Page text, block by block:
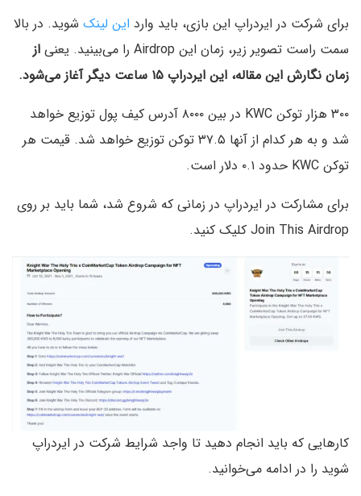
برای شرکت در ایردراپ این بازی، باید وارد این لینک شوید. در بالا
سمت راست تصویر زیر، زمان این Airdrop را می‌بینید. یعنی
از
زمان نگارش این مقاله، این ایردراپ ۱۵ ساعت دیگر آغاز می‌شود.
۳۰۰ هزار توکن KWC در بین ۸۰۰۰ آدرس کیف پول توزیع خواهد
شد و به هر کدام از آنها ۳۷.۵ توکن توزیع خواهد شد. قیمت هر
توکن KWC حدود ۰.۱ دلار است.
برای مشارکت در ایردراپ در زمانی که شروع شد، شما باید بر روی
Join This Airdrop کلیک کنید.
کارهایی که باید انجام دهید تا واجد شرایط شرکت در ایردراپ
شوید را در ادامه می‌خوانید.